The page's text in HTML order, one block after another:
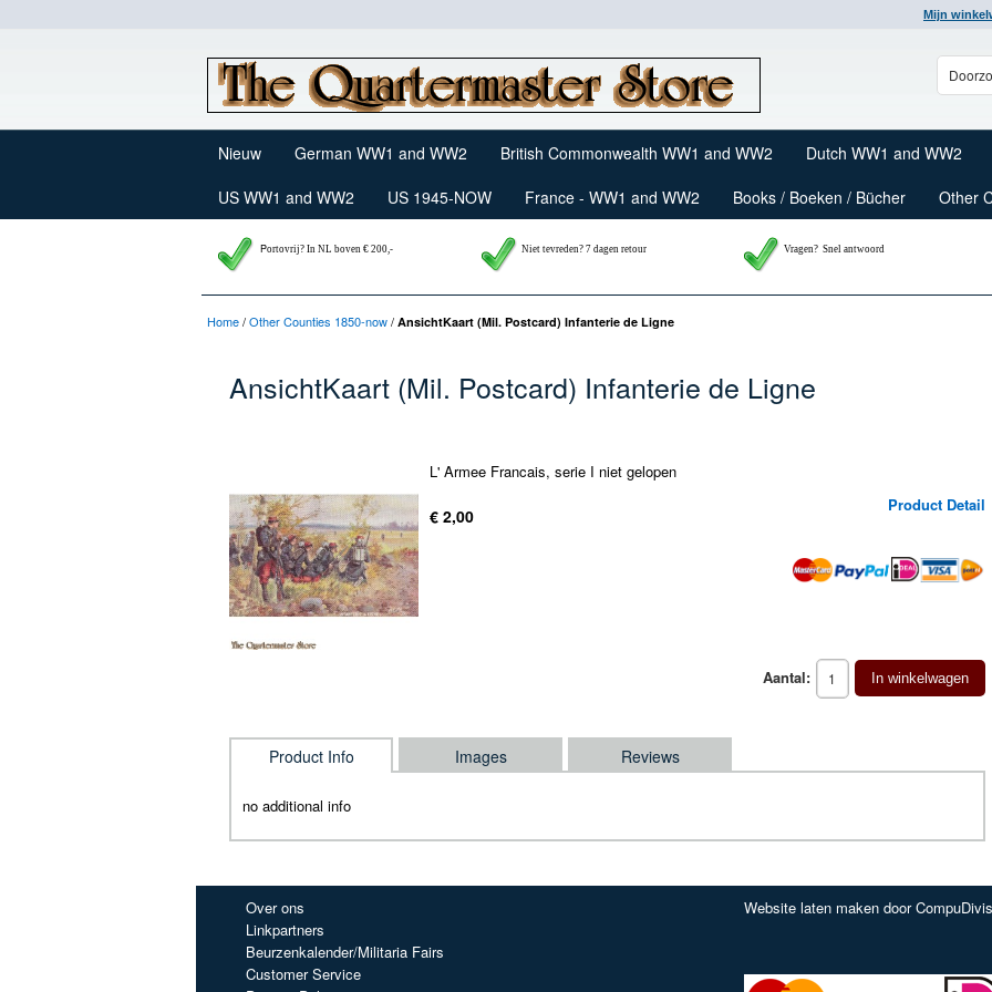
Mijn
Nieuw German WW1 and WW2 British Commonwealth WW1 and WW2
Dutch WW1 and WW2
US WW1 and WW2
US 1945-NOW France - WW1 and WW2 Books / Boeken / Bücher Other
Portovrij? In NL boven € 200,- Niet tevreden? 7 dagen retour Vragen? Snel antwoord
Home/Other Counties 1850-now/ AnsichtKaart (Mil. Postcard) Infanterie de Ligne
AnsichtKaart (Mil. Postcard) Infanterie de Ligne
L' Armee Francais, serie I niet gelopen
Product Detail
€ 2,00
Aantal: In winkelwagen
Product Info Images Reviews
no additional info
Over ons
Linkpartners
Beurzenkalender/Militaria Fairs
Customer Service
Website laten maken door